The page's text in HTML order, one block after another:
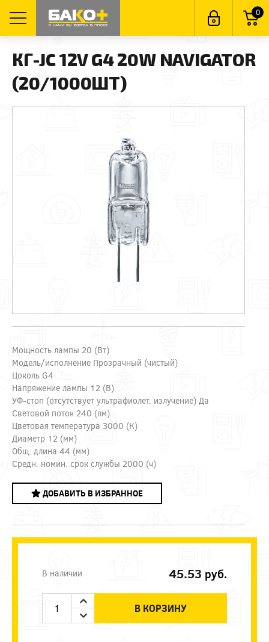
0
КГ-JC 12V G4 20W NAVIGATOR
(20/1000ШТ)
Мощность лампы 20 (Вт)
Модель/исполнение Прозрачный (чистый)
Цоколь G4
Напряжение лампы 12 (В)
УФ-стоп (отсутствует ультрафиолет. излучение) Да
Световой поток 240 (лм)
Цветовая температура 3000 (К)
Диаметр 12 (мм)
Общ. длина 44 (мм)
Средн. номин. срок службы 2000 (ч)
ДОБАВИТЬ В ИЗБРАННОЕ
В наличии 45.53 руб.
В КОРЗИНУ